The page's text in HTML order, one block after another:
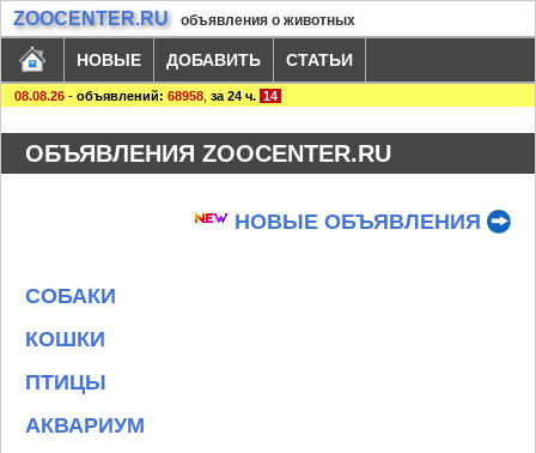
ZOOCENTER.RU объявления о животных
НОВЫЕ ДОБАВИТЬ СТАТЬИ
08.08.26 - объявлений: 68958 за 24 ч. 14
ОБЪЯВЛЕНИЯ ZOOCENTER.RU
НОВЫЕ ОБЪЯВЛЕНИЯ
СОБАКИ
КОШКИ
ПТИЦЫ
АКВАРИУМ